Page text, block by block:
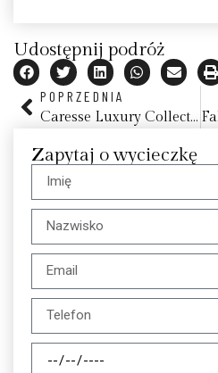
Udostępnij podróż
POPRZEDNIA
Caresse Luxury Collection Resort & Spa
Zapytaj o wycieczkę